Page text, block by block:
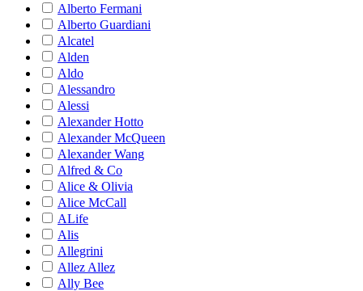
Alberto Fermani
Alberto Guardiani
Alcatel
Alden
Aldo
Alessandro
Alessi
Alexander Hotto
Alexander McQueen
Alexander Wang
Alfred & Co
Alice & Olivia
Alice McCall
ALife
Alis
Allegrini
Allez Allez
Ally Bee